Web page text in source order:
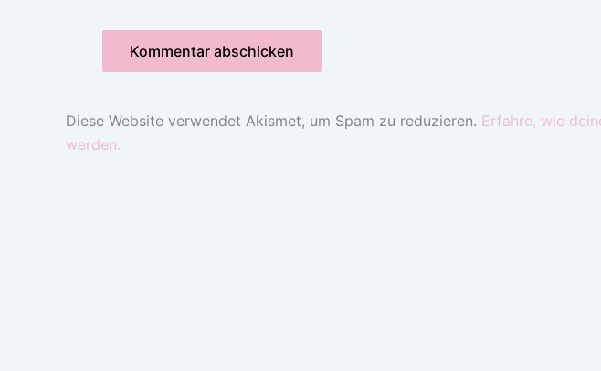
Diese Website verwendet Akismet, um Spam zu reduzieren. Erfahre, wie
werden.